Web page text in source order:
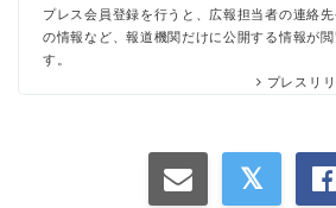
プレス会員登録を行うと、広報担当者の連絡
の情報など、報道機関だけに公開する情報が
す。
プレスリ